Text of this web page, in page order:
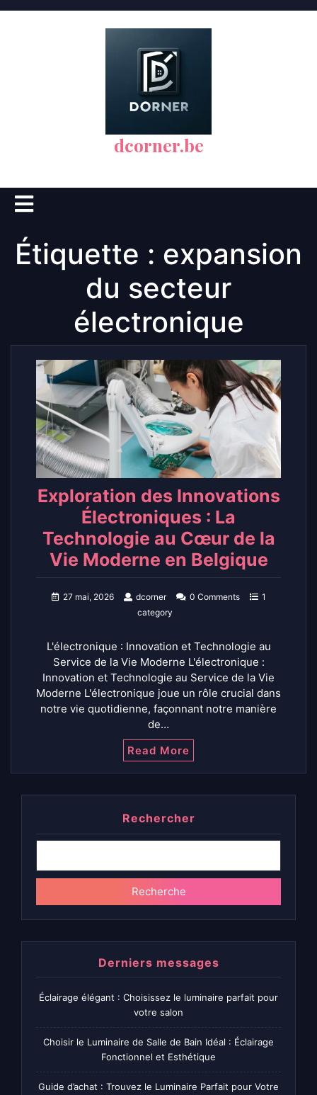
dcorner.be
Open
Étiquette : expansion
du secteur
électronique
Exploration des Innovations
Électroniques : La
Technologie au Cœur de la
Vie Moderne en Belgique
27 mai, 2026 dcorner 0 Comments
1
category
L'électronique : Innovation et Technologie au
Service de la Vie Moderne L'électronique :
Innovation et Technologie au Service de la Vie
Moderne L'électronique joue un rôle crucial dans
notre vie quotidienne, façonnant notre manière
de…
Read More
Rechercher
Recherche
Derniers messages
Éclairage élégant : Choisissez le luminaire parfait pour
votre salon
Choisir le Luminaire de Salle de Bain Idéal : Éclairage
Fonctionnel et Esthétique
Guide d’achat : Trouvez le Luminaire Parfait pour Votre